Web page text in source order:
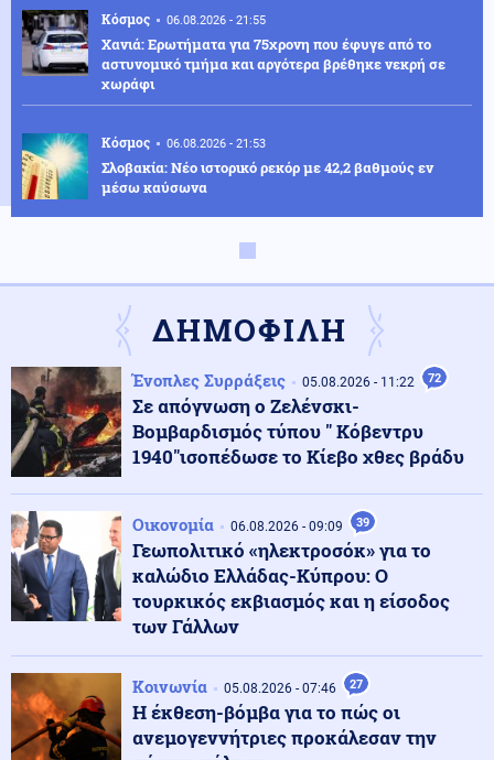
Κόσμος 06.08.2026 - 21:55
Χανιά: Ερωτήματα για 75χρονη που έφυγε από το
αστυνομικό τμήμα και αργότερα βρέθηκε νεκρή σε
χωράφι
Κόσμος 06.08.2026 - 21:53
Σλοβακία: Νέο ιστορικό ρεκόρ με 42,2 βαθμούς εν
μέσω καύσωνα
06.08.2026 - 21:50
Συντάξεις Σεπτεμβρίου 2026: Πότε οι πληρωμές –
Ημερομηνίες ανά ταμείο
ΗΠΑ 06.08.2026 - 21:49
Τραμπ: Είμαι «πολύ ικανοποιημένος» από το έργο του
Πιτ Χέγκσεθ στο υπουργείο Άμυνας
06.08.2026 - 21:47
Αποχωρούν ακόμη δύο στελέχη από το κόμμα της
Καρυστιανού, καταγγέλλουν έλλειψη διαλόγου
Κοινωνία 06.08.2026 - 21:45
Ξεκινούν τα δοκιμαστικά δρομολόγια της επέκτασης
«ενθαρρυντικές οι πρώτες ενδείξεις» δηλώνει ο
Ταχιάος
Κοινωνία 06.08.2026 - 21:44
ΔΗΜΟΦΙΛΗ
Ένοπλες Συρράξεις 05.08.2026 - 11:22 72
Σε απόγνωση ο Ζελένσκι-
Βομβαρδισμός τύπου " Κόβεντρυ
1940"ισοπέδωσε το Κίεβο χθες βράδυ
Οικονομία 06.08.2026 - 09:09 39
Γεωπολιτικό «ηλεκτροσόκ» για το
καλώδιο Ελλάδας-Κύπρου: Ο
τουρκικός εκβιασμός και η είσοδος
των Γάλλων
Κοινωνία 05.08.2026 - 07:46 27
Η έκθεση-βόμβα για το πώς οι
ανεμογεννήτριες προκάλεσαν την